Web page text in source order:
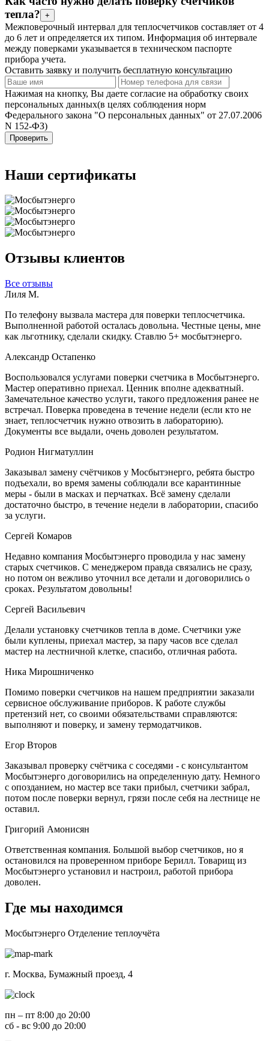
тепла? +
Межповерочный интервал для теплосчетчиков составляет от 4
до 6 лет и определяется их типом. Информация об интервале
между поверками указывается в техническом паспорте
прибора учета.
Оставить заявку и получить бесплатную консультацию
Нажимая на кнопку, Вы даете согласие на обработку своих
персональных данных(в целях соблюдения норм
Федерального закона "О персональных данных" от 27.07.2006
N 152-ФЗ)
Проверить
Наши сертификаты
Отзывы клиентов
Все отзывы
Лиля М.
По телефону вызвала мастера для поверки теплосчетчика.
Выполненной работой осталась довольна. Честные цены, мне
как льготнику, сделали скидку. Ставлю 5+ мосбытэнерго.
Александр Остапенко
Воспользовался услугами поверки счетчика в Мосбытэнерго.
Мастер оперативно приехал. Ценник вполне адекватный.
Замечательное качество услуги, такого предложения ранее не
встречал. Поверка проведена в течение недели (если кто не
знает, теплосчетчик нужно отвозить в лабораторию).
Документы все выдали, очень доволен результатом.
Родион Нигматуллин
Заказывал замену счётчиков у Мосбытэнерго, ребята быстро
подъехали, во время замены соблюдали все карантинные
меры - были в масках и перчатках. Всё замену сделали
достаточно быстро, в течение недели в лаборатории, спасибо
за услуги.
Сергей Комаров
Недавно компания Мосбытэнерго проводила у нас замену
старых счетчиков. С менеджером правда связались не сразу,
но потом он вежливо уточнил все детали и договорились о
сроках. Результатом довольны!
Сергей Васильевич
Делали установку счетчиков тепла в доме. Счетчики уже
были куплены, приехал мастер, за пару часов все сделал
мастер на лестничной клетке, спасибо, отличная работа.
Ника Мирошниченко
Помимо поверки счетчиков на нашем предприятии заказали
сервисное обслуживание приборов. К работе службы
претензий нет, со своими обязательствами справляются:
выполняют и поверку, и замену термодатчиков.
Егор Второв
Заказывал проверку счётчика с соседями - с консультантом
Мосбытэнерго договорились на определенную дату. Немного
с опозданием, но мастер все таки прибыл, счетчики забрал,
потом после поверки вернул, грязи после себя на лестнице не
оставил.
Григорий Амонисян
Ответственная компания. Большой выбор счетчиков, но я
остановился на проверенном приборе Берилл. Товарищ из
Мосбытэнерго установил и настроил, работой прибора
доволен.
Где мы находимся
Мосбытэнерго Отделение теплоучёта
г. Москва, Бумажный проезд, 4
пн – пт 8:00 до 20:00
сб - вс 9:00 до 20:00